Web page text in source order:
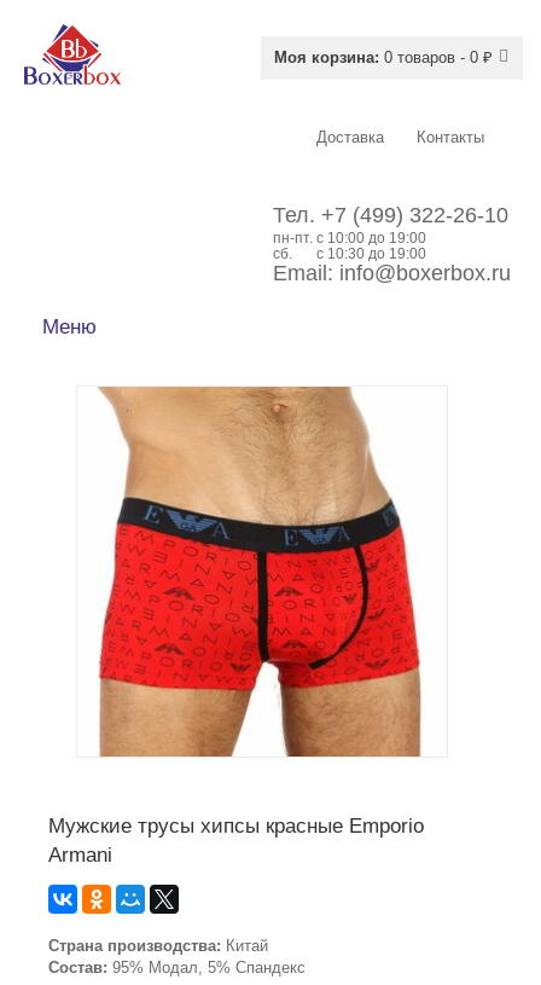
Моя корзина: 0 товаров - 0 ₽
Доставка Контакты
Тел. +7 (499) 322-26-10
пн-пт. c 10:00 до 19:00
сб.
с 10:30 до 19:00
Email: info@boxerbox.ru
Меню
Мужские трусы хипсы красные Emporio
Armani
Страна производства: Китай
Состав: 95% Модал, 5% Спандекс